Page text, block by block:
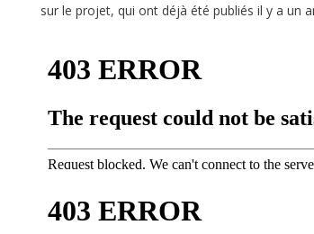
sur le projet, qui ont déjà été publiés il y a un